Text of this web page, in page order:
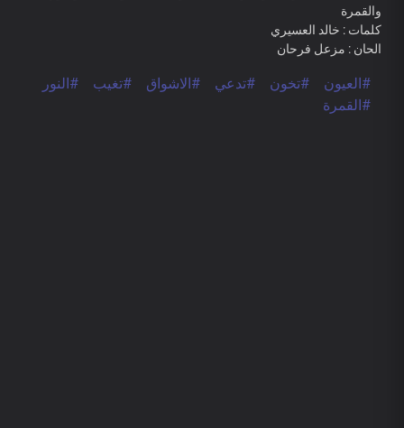
والقمرة
كلمات : خالد العسيري
الحان : مزعل فرحان
#العيون #تخون #تدعي #الاشواق #تغيب
#النور
#القمرة